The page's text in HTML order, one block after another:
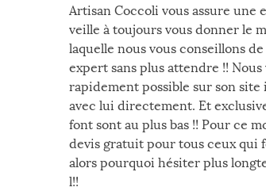
Artisan Coccoli vous assure une
veille à toujours vous donner le
laquelle nous vous conseillons
expert sans plus attendre !!
rapidement possible sur son
avec lui directement. Et
font sont au plus bas !! Pour ce
devis gratuit pour tous ceux qui
alors pourquoi hésiter plus
l!!